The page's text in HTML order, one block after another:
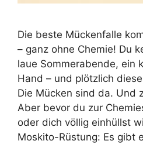
Die beste Mückenfalle
– ganz ohne Chemie! Du
laue Sommerabende, ein
Hand – und plötzlich
Die Mücken sind da. Und
Aber bevor du zur
oder dich völlig einhüllst
Moskito-Rüstung: Es gibt